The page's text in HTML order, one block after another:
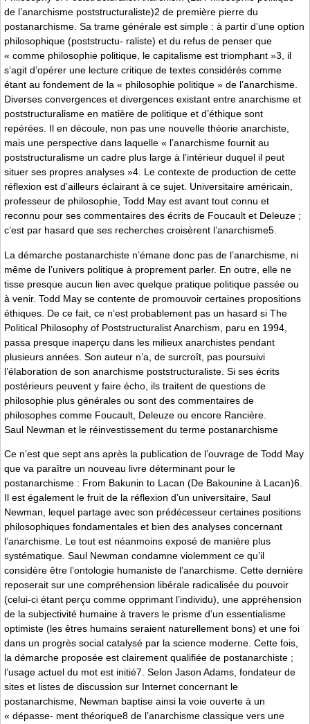
de l’anarchisme poststructuraliste)2 de première pierre du
postanarchisme. Sa trame générale est simple : à partir d’une option
philosophique (poststructu- raliste) et du refus de penser que
« comme philosophie politique, le capitalisme est triomphant »3, il
s’agit d’opérer une lecture critique de textes considérés comme
étant au fondement de la « philosophie politique » de l’anarchisme.
Diverses convergences et divergences existant entre anarchisme et
poststructuralisme en matière de politique et d’éthique sont
repérées. Il en découle, non pas une nouvelle théorie anarchiste,
mais une perspective dans laquelle « l’anarchisme fournit au
poststructuralisme un cadre plus large à l’intérieur duquel il peut
situer ses propres analyses »4. Le contexte de production de cette
réflexion est d’ailleurs éclairant à ce sujet. Universitaire américain,
professeur de philosophie, Todd May est avant tout connu et
reconnu pour ses commentaires des écrits de Foucault et Deleuze ;
c’est par hasard que ses recherches croisèrent l’anarchisme5.
La démarche postanarchiste n’émane donc pas de l’anarchisme, ni
même de l’univers politique à proprement parler. En outre, elle ne
tisse presque aucun lien avec quelque pratique politique passée ou
à venir. Todd May se contente de promouvoir certaines propositions
éthiques. De ce fait, ce n’est probablement pas un hasard si The
Political Philosophy of Poststructuralist Anarchism, paru en 1994,
passa presque inaperçu dans les milieux anarchistes pendant
plusieurs années. Son auteur n’a, de surcroît, pas poursuivi
l’élaboration de son anarchisme poststructuraliste. Si ses écrits
postérieurs peuvent y faire écho, ils traitent de questions de
philosophie plus générales ou sont des commentaires de
philosophes comme Foucault, Deleuze ou encore Rancière.
Saul Newman et le réinvestissement du terme postanarchisme
Ce n’est que sept ans après la publication de l’ouvrage de Todd May
que va paraître un nouveau livre déterminant pour le
postanarchisme : From Bakunin to Lacan (De Bakounine à Lacan)6.
Il est également le fruit de la réflexion d’un universitaire, Saul
Newman, lequel partage avec son prédécesseur certaines positions
philosophiques fondamentales et bien des analyses concernant
l’anarchisme. Le tout est néanmoins exposé de manière plus
systématique. Saul Newman condamne violemment ce qu’il
considère être l’ontologie humaniste de l’anarchisme. Cette dernière
reposerait sur une compréhension libérale radicalisée du pouvoir
(celui-ci étant perçu comme opprimant l’individu), une appréhension
de la subjectivité humaine à travers le prisme d’un essentialisme
optimiste (les êtres humains seraient naturellement bons) et une foi
dans un progrès social catalysé par la science moderne. Cette fois,
la démarche proposée est clairement qualifiée de postanarchiste ;
l’usage actuel du mot est initié7. Selon Jason Adams, fondateur de
sites et listes de discussion sur Internet concernant le
postanarchisme, Newman baptise ainsi la voie ouverte à un
« dépasse- ment théorique8 de l’anarchisme classique vers une